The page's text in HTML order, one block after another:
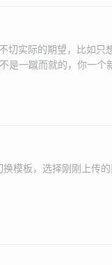
切实际的期望，比如只
是一蹴而就的，你一个
模板，选择刚刚上传的